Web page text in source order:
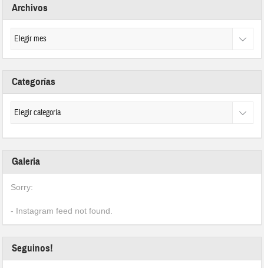
Archivos
Categorías
Galeria
Sorry:
- Instagram feed not found.
Seguinos!